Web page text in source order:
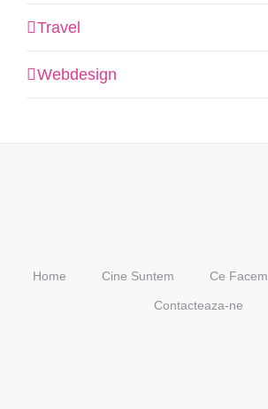
Travel
Webdesign
Home Cine Suntem Ce Facem
Contacteaza-ne